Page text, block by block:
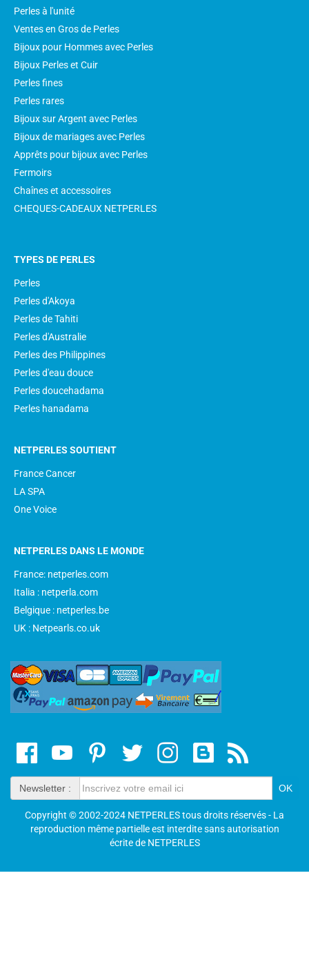
Perles à l'unité
Ventes en Gros de Perles
Bijoux pour Hommes avec Perles
Bijoux Perles et Cuir
Perles fines
Perles rares
Bijoux sur Argent avec Perles
Bijoux de mariages avec Perles
Apprêts pour bijoux avec Perles
Fermoirs
Chaînes et accessoires
CHEQUES-CADEAUX NETPERLES
TYPES DE PERLES
Perles
Perles d'Akoya
Perles de Tahiti
Perles d'Australie
Perles des Philippines
Perles d'eau douce
Perles doucehadama
Perles hanadama
NETPERLES SOUTIENT
France Cancer
LA SPA
One Voice
NETPERLES DANS LE MONDE
France: netperles.com
Italia : netperla.com
Belgique : netperles.be
UK : Netpearls.co.uk
Newsletter :
Copyright © 2002-2024 NETPERLES tous droits réservés - La
reproduction même partielle est interdite sans autorisation
écrite de NETPERLES